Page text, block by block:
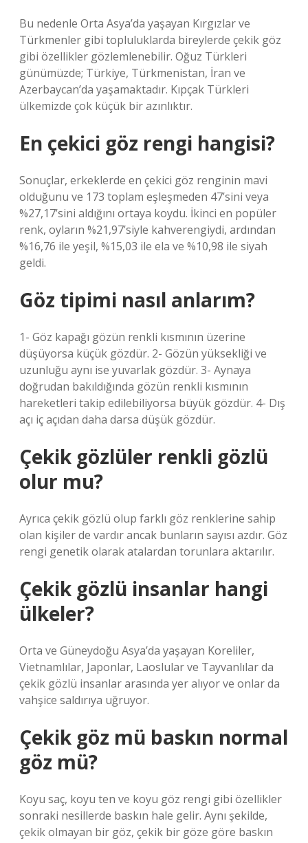
Bu nedenle Orta Asya’da yaşayan Kırgızlar ve
Türkmenler gibi topluluklarda bireylerde çekik göz
gibi özellikler gözlemlenebilir. Oğuz Türkleri
günümüzde; Türkiye, Türkmenistan, İran ve
Azerbaycan’da yaşamaktadır. Kıpçak Türkleri
ülkemizde çok küçük bir azınlıktır.
En çekici göz rengi hangisi?
Sonuçlar, erkeklerde en çekici göz renginin mavi
olduğunu ve 173 toplam eşleşmeden 47’sini veya
%27,17’sini aldığını ortaya koydu. İkinci en popüler
renk, oyların %21,97’siyle kahverengiydi, ardından
%16,76 ile yeşil, %15,03 ile ela ve %10,98 ile siyah
geldi.
Göz tipimi nasıl anlarım?
1- Göz kapağı gözün renkli kısmının üzerine
düşüyorsa küçük gözdür. 2- Gözün yüksekliği ve
uzunluğu aynı ise yuvarlak gözdür. 3- Aynaya
doğrudan bakıldığında gözün renkli kısmının
hareketleri takip edilebiliyorsa büyük gözdür. 4- Dış
açı iç açıdan daha darsa düşük gözdür.
Çekik gözlüler renkli gözlü
olur mu?
Ayrıca çekik gözlü olup farklı göz renklerine sahip
olan kişiler de vardır ancak bunların sayısı azdır. Göz
rengi genetik olarak atalardan torunlara aktarılır.
Çekik gözlü insanlar hangi
ülkeler?
Orta ve Güneydoğu Asya’da yaşayan Koreliler,
Vietnamlılar, Japonlar, Laoslular ve Tayvanlılar da
çekik gözlü insanlar arasında yer alıyor ve onlar da
vahşice saldırıya uğruyor.
Çekik göz mü baskın normal
göz mü?
Koyu saç, koyu ten ve koyu göz rengi gibi özellikler
sonraki nesillerde baskın hale gelir. Aynı şekilde,
çekik olmayan bir göz, çekik bir göze göre baskın